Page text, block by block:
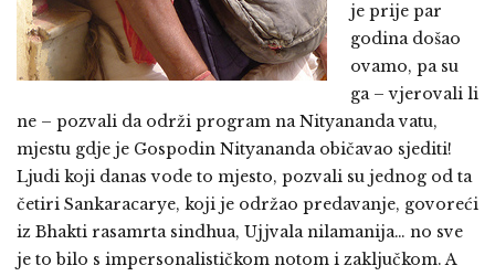
je prije par
godina došao
ovamo, pa su
ga – vjerovali li
ne – pozvali da održi program na Nityananda vatu,
mjestu gdje je Gospodin Nityananda običavao sjediti!
Ljudi koji danas vode to mjesto, pozvali su jednog od ta
četiri Sankaracarye, koji je održao predavanje, govoreći
iz Bhakti rasamrta sindhua, Ujjvala nilamanija… no sve
je to bilo s impersonalističkom notom i zaključkom. A